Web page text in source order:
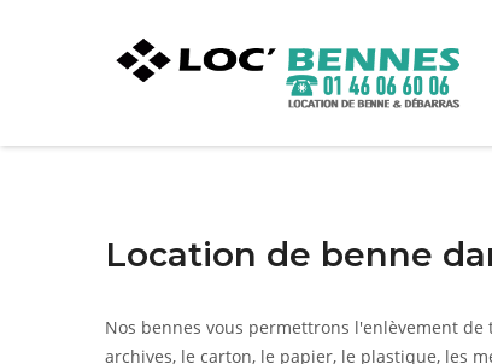
Location de benne
Nos bennes vous permettrons l'enlèvement
archives, le carton, le papier, le plastique, les